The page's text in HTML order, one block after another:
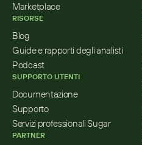
Marketplace
RISORSE
Blog
Guide e rapporti degli analisti
Podcast
SUPPORTO UTENTI
Documentazione
Supporto
Servizi professionali Sugar
PARTNER